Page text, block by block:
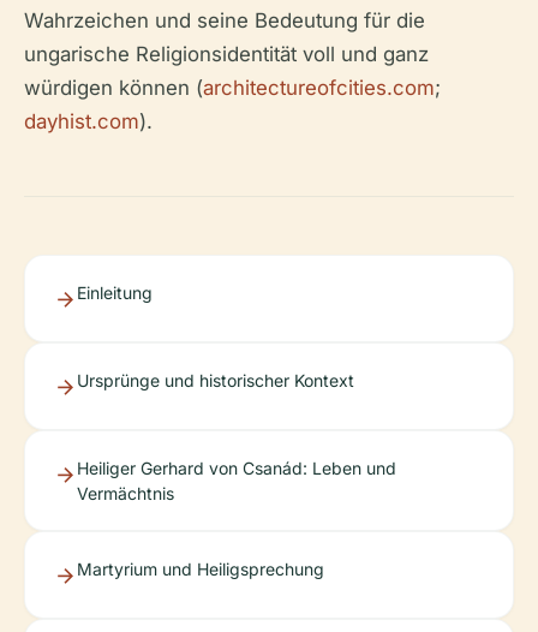
Wahrzeichen und seine Bedeutung für die
ungarische Religionsidentität voll und ganz
würdigen können (architectureofcities.com;
dayhist.com).
Einleitung
Ursprünge und historischer Kontext
Heiliger Gerhard von Csanád: Leben und
Vermächtnis
Martyrium und Heiligsprechung